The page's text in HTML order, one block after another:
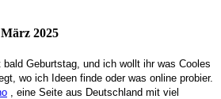
2025
Geburtstag, und ich wollt ihr was Cooles
wo ich Ideen finde oder was online probier.
, eine Seite aus Deutschland mit viel